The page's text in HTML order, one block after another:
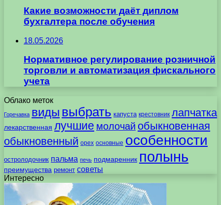
Какие возможности даёт диплом
бухгалтера после обучения
18.05.2026
Нормативное регулирование розничной
торговли и автоматизация фискального
учета
Облако меток
Горечавка виды выбрать капуста крестовник лапчатка
лекарственная лучшие молочай обыкновенная
обыкновенный орех основные особенности
остролодочник пальма печь подмаренник полынь
преимущества ремонт советы
Интересно